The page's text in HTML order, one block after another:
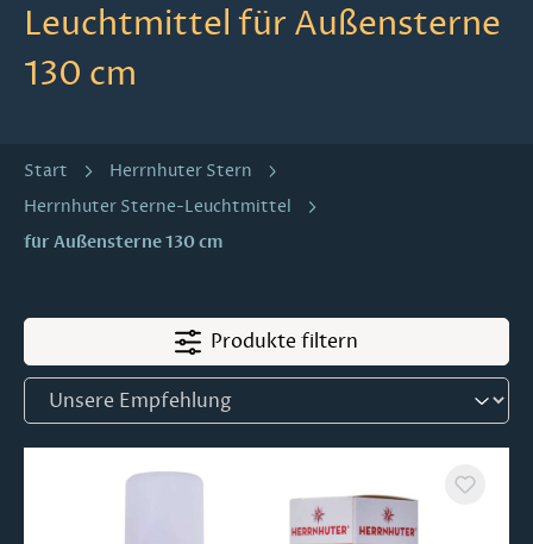
Leuchtmittel für Außensterne
130 cm
Start
Herrnhuter Stern
Herrnhuter Sterne-Leuchtmittel
für Außensterne 130 cm
Produkte filtern